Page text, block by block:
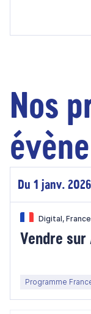
Nos
Du 1 janv.
Digital, France
Vendre
Programme